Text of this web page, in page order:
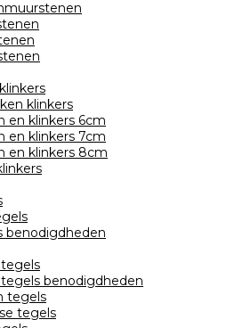
klinkers
en klinkers 6cm
en klinkers 7cm
en klinkers 8cm
benodigdheden
benodigdheden
tegels
tegels